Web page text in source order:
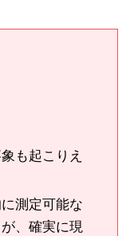
も起こりえ
測定可能な
、確実に現